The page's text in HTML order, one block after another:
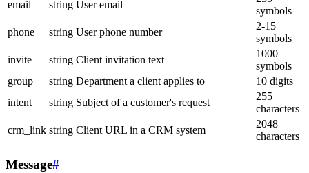
email
string User email
symbols
phone
string User phone number
2-15
symbols
invite
string Client invitation text
1000
symbols
group
string Department a client applies to
10 digits
intent
string Subject of a customer's request
255
characters
crm_link string Client URL in a CRM system
2048
characters
Message#